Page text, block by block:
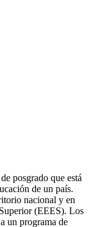
posgrado que está
de un país.
nacional y en
(EEES). Los
un programa de